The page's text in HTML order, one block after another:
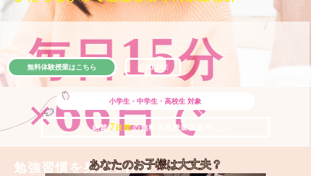
毎日15分
×66日で
勉強習慣を身につける
小学生・中学生・高校生 対象
＼ 絶賛 7 日間の無料体験授業実施中!! ／
無料体験授業はこちら 公式LINE
あなたのお子様は大丈夫？